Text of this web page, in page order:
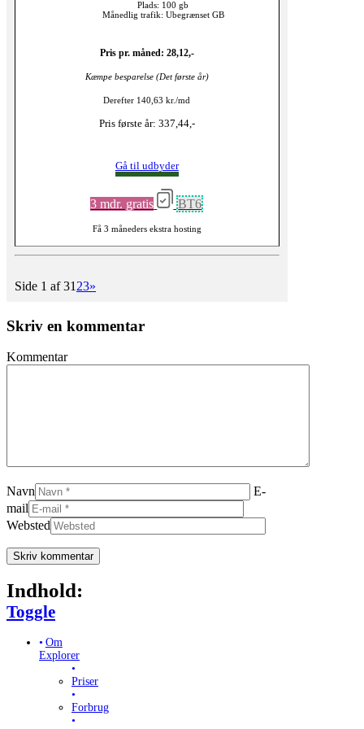
Plads: 100 gb
Månedlig trafik: Ubegrænset GB
Pris pr. måned: 28,12,-
Kæmpe besparelse (Det første år)
Derefter 140,63 kr./md
Pris første år: 337,44,-
Gå til udbyder
3 mdr. gratis BT6
Få 3 måneders ekstra hosting
Side 1 af 31 23»
Skriv en kommentar
Kommentar
Navn
E-
mail
Websted
Indhold:
Toggle Table of Content
Toggle
Om
Explorer
Priser
Forbrug